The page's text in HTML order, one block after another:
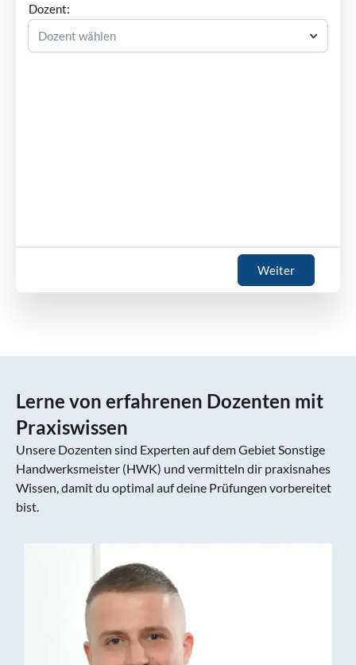
Dozent:
Dozent wählen
Weiter
Lerne von erfahrenen Dozenten mit
Praxiswissen
Unsere Dozenten sind Experten auf dem Gebiet Sonstige
Handwerksmeister (HWK) und vermitteln dir praxisnahes
Wissen, damit du optimal auf deine Prüfungen vorbereitet
bist.